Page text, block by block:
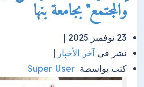
والمجتمع" بجامعة بنها
23 نوفمبر 2025 |
نشر فى آخر الأخبار |
كتب بواسطة Super User